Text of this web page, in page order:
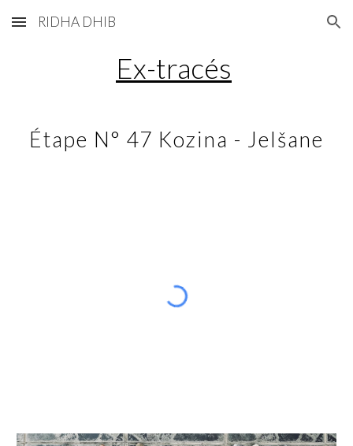
Skip to main content Skip to navigation
RIDHA DHIB
Ex-tracés
Étape N° 47 Kozina - Jelšane